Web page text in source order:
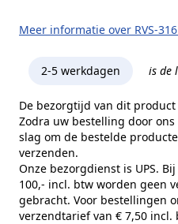
Meer informatie over RVS-
2-5 werkdagen is de
De bezorgtijd van dit
Zodra uw bestelling door
slag om de bestelde
verzenden.
Onze bezorgdienst is UPS.
100,- incl. btw worden geen
gebracht. Voor bestellingen
verzendtarief van € 7,50 incl.